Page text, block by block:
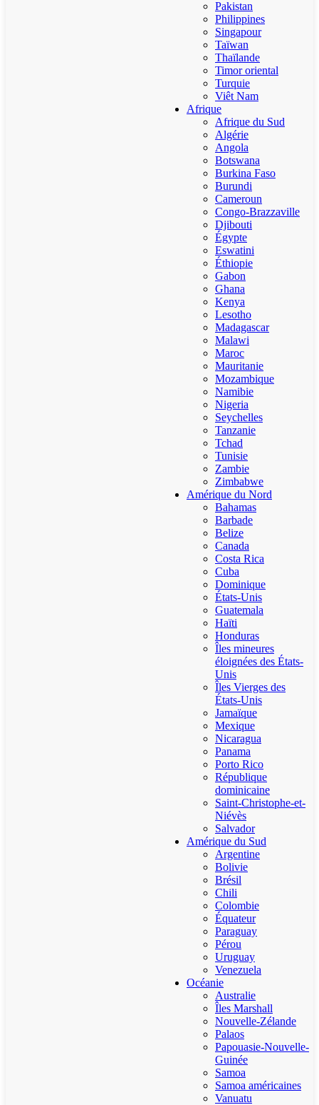
Pakistan
Philippines
Singapour
Taïwan
Thaïlande
Timor oriental
Turquie
Viêt Nam
Afrique
Afrique du Sud
Algérie
Angola
Botswana
Burkina Faso
Burundi
Cameroun
Congo-Brazzaville
Djibouti
Égypte
Eswatini
Éthiopie
Gabon
Ghana
Kenya
Lesotho
Madagascar
Malawi
Maroc
Mauritanie
Mozambique
Namibie
Nigeria
Seychelles
Tanzanie
Tchad
Tunisie
Zambie
Zimbabwe
Amérique du Nord
Bahamas
Barbade
Belize
Canada
Costa Rica
Cuba
Dominique
États-Unis
Guatemala
Haïti
Honduras
Îles mineures
éloignées des États-
Unis
Îles Vierges des
États-Unis
Jamaïque
Mexique
Nicaragua
Panama
Porto Rico
République
dominicaine
Saint-Christophe-et-
Niévès
Salvador
Amérique du Sud
Argentine
Bolivie
Brésil
Chili
Colombie
Équateur
Paraguay
Pérou
Uruguay
Venezuela
Océanie
Australie
Îles Marshall
Nouvelle-Zélande
Palaos
Papouasie-Nouvelle-
Guinée
Samoa
Samoa américaines
Vanuatu